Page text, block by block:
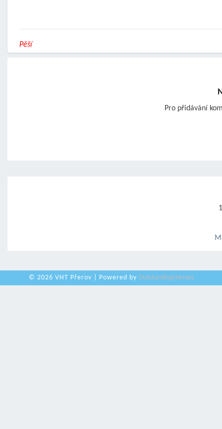
Pěší
Pro přidávání
© 2026 VHT Přerov | Powered by Outstandingthemes